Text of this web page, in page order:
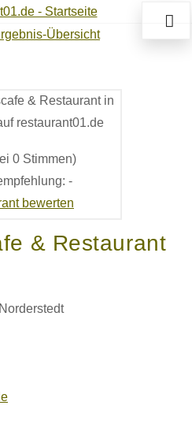
Übersicht
0 Stimmen)
-
bewerten
& Restaurant